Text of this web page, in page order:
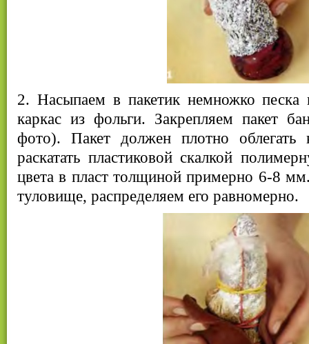
2. Насыпаем в пакетик немножко песка
каркас из фольги. Закрепляем пакет
фото). Пакет должен плотно облегать
раскатать пластиковой скалкой
цвета в пласт толщиной примерно 6-8
туловище, распределяем его равномерно.